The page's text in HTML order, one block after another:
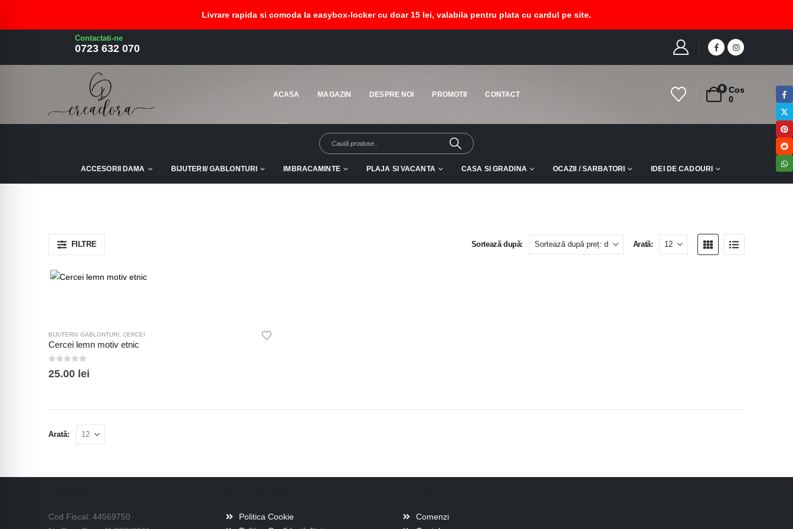
Livrare rapida si comoda la easybox-locker cu doar 15 lei, valabila pentru plata cu cardul pe site.
Contactati-ne
0723 632 070
ACASA MAGAZIN DESPRE NOI PROMOTII CONTACT
0
Cos
0
ACCESORII DAMA BIJUTERII/ GABLONTURI IMBRACAMINTE PLAJA SI VACANTA CASA SI GRADINA OCAZII / SARBATORI IDEI DE CADOURI
cercei lemn etnic floral CERCEI LEMN ETNIC FLORAL
FILTRE Sortează după: Arată:
BIJUTERII/ GABLONTURI CERCEI
Cercei lemn motiv etnic
out of 5
25.00 lei
Arată:
Cod Fiscal: 44569750
Politica Cookie
Comenzi